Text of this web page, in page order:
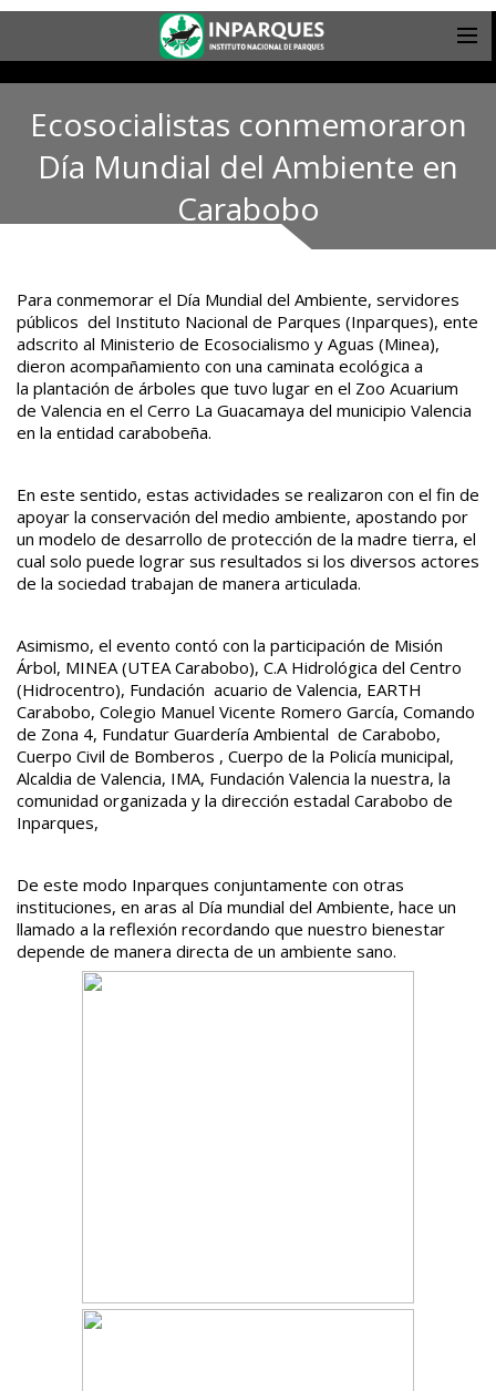
Ecosocialistas conmemoraron
Día Mundial del Ambiente en
Carabobo
Para conmemorar el Día Mundial del Ambiente, servidores
públicos del Instituto Nacional de Parques (Inparques), ente
adscrito al Ministerio de Ecosocialismo y Aguas (Minea),
dieron acompañamiento con una caminata ecológica a
la plantación de árboles que tuvo lugar en el Zoo Acuarium
de Valencia en el Cerro La Guacamaya del municipio Valencia
en la entidad carabobeña.
En este sentido, estas actividades se realizaron con el fin de
apoyar la conservación del medio ambiente, apostando por
un modelo de desarrollo de protección de la madre tierra, el
cual solo puede lograr sus resultados si los diversos actores
de la sociedad trabajan de manera articulada.
Asimismo, el evento contó con la participación de Misión
Árbol, MINEA (UTEA Carabobo), C.A Hidrológica del Centro
(Hidrocentro), Fundación acuario de Valencia, EARTH
Carabobo, Colegio Manuel Vicente Romero García, Comando
de Zona 4, Fundatur Guardería Ambiental de Carabobo,
Cuerpo Civil de Bomberos , Cuerpo de la Policía municipal,
Alcaldia de Valencia, IMA, Fundación Valencia la nuestra, la
comunidad organizada y la dirección estadal Carabobo de
Inparques,
De este modo Inparques conjuntamente con otras
instituciones, en aras al Día mundial del Ambiente, hace un
llamado a la reflexión recordando que nuestro bienestar
depende de manera directa de un ambiente sano.